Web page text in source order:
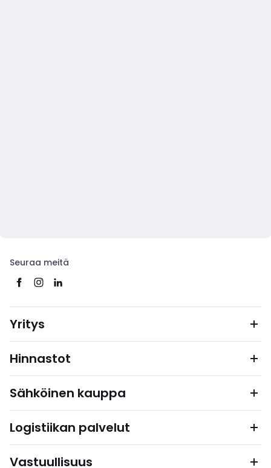
Seuraa meitä
Yritys
Hinnastot
Sähköinen kauppa
Logistiikan palvelut
Vastuullisuus